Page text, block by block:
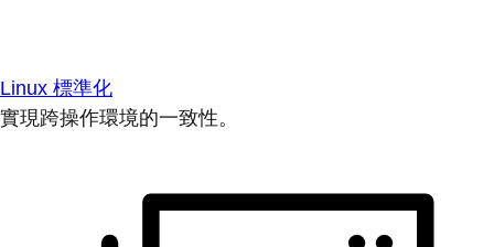
Linux 標準化
實現跨操作環境的一致性。